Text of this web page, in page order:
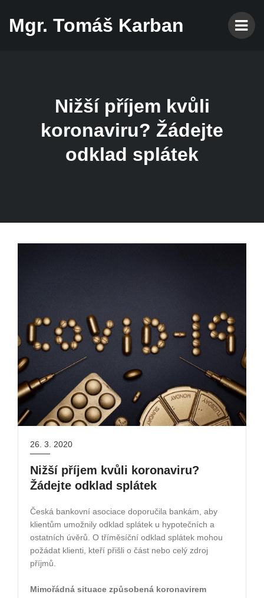
Mgr. Tomáš Karban
Nižší příjem kvůli
koronaviru? Žádejte
odklad splátek
26. 3. 2020
Nižší příjem kvůli koronaviru?
Žádejte odklad splátek
Česká bankovní asociace doporučila bankám, aby
klientům umožnily odklad splátek u hypotečních a
ostatních úvěrů. O tříměsíční odklad splátek mohou
požádat klienti, kteří přišli o část nebo celý zdroj
příjmů.
Mimořádná situace způsobená koronavirem